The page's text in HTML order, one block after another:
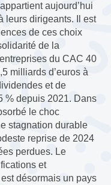
aujourd’hui
leurs dirigeants. Il est
de ces choix
de la
du CAC 40
milliards d’euros à
et de
% depuis 2021. Dans
le choc
stagnation durable
reprise de 2024
perdues. Le
et
désormais un pays